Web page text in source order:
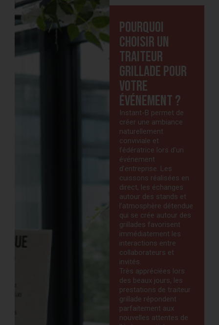
Pourquoi
choisir un
traiteur
grillade pour
votre
événement ?
Instant-B permet de
créer une ambiance
naturellement
conviviale et
fédératrice lors d’un
événement
d’entreprise. Les
cuissons réalisées en
direct, les échanges
autour des stands et
l’atmosphère détendue
qui se crée autour des
grillades favorisent
immédiatement les
interactions entre
collaborateurs et
invités.
Très appréciées lors
des beaux jours, les
prestations de traiteur
grillade répondent
parfaitement aux
nouvelles attentes de